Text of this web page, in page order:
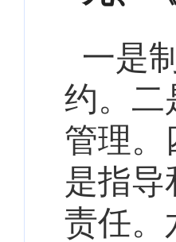
一是
约。二
管理。
是指导
责任。